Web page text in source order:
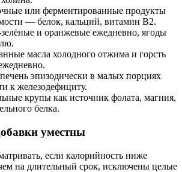
или ферментированные продукты
— белок, кальций, витамин B2.
и оранжевые ежедневно, ягоды
масла холодного отжима и горсть
эпизодически в малых порциях
к железодефициту.
крупы как источник фолата, магния,
белка.
уместны
если калорийность ниже
на длительный срок, исключены целые